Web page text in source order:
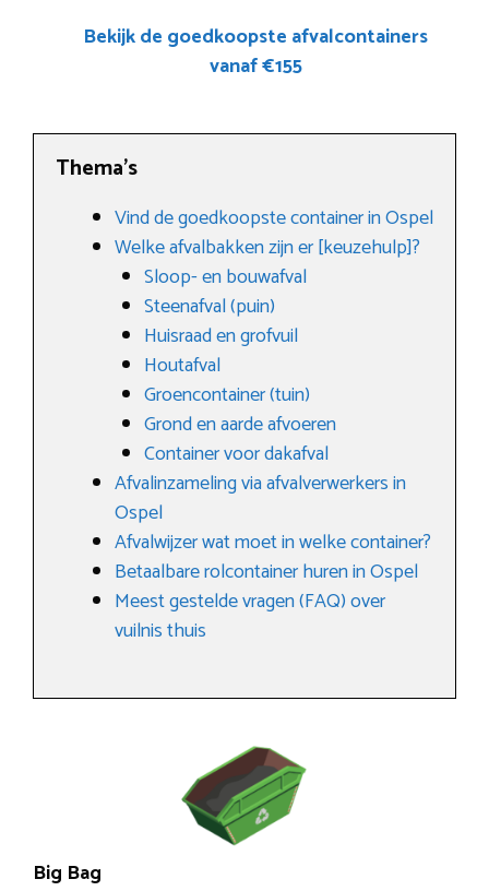
Bekijk de goedkoopste afvalcontainers
vanaf €155
Thema’s
Vind de goedkoopste container in Ospel
Welke afvalbakken zijn er [keuzehulp]?
Sloop- en bouwafval
Steenafval (puin)
Huisraad en grofvuil
Houtafval
Groencontainer (tuin)
Grond en aarde afvoeren
Container voor dakafval
Afvalinzameling via afvalverwerkers in
Ospel
Afvalwijzer wat moet in welke container?
Betaalbare rolcontainer huren in Ospel
Meest gestelde vragen (FAQ) over
vuilnis thuis
Big Bag